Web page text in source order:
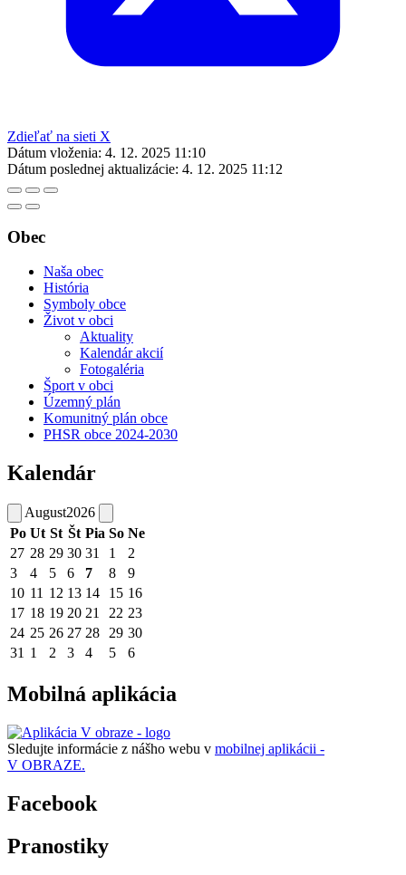
Zdieľať na sieti X
Dátum vloženia: 4. 12. 2025 11:10
Dátum poslednej aktualizácie: 4. 12. 2025 11:12
Obec
Naša obec
História
Symboly obce
Život v obci
Aktuality
Kalendár akcií
Fotogaléria
Šport v obci
Územný plán
Komunitný plán obce
PHSR obce 2024-2030
Kalendár
August2026
Po Ut St Št Pia So Ne
27 28 29 30 31 1
2
3
4 5 6 7 8
9
10 11 12 13 14 15 16
17 18 19 20 21 22 23
24 25 26 27 28 29 30
31 1 2 3 4 5 6
Mobilná aplikácia
Sledujte informácie z nášho webu v mobilnej aplikácii -
V OBRAZE.
Facebook
Pranostiky